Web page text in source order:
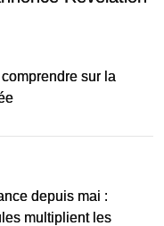
sur la
depuis mai :
multiplient les